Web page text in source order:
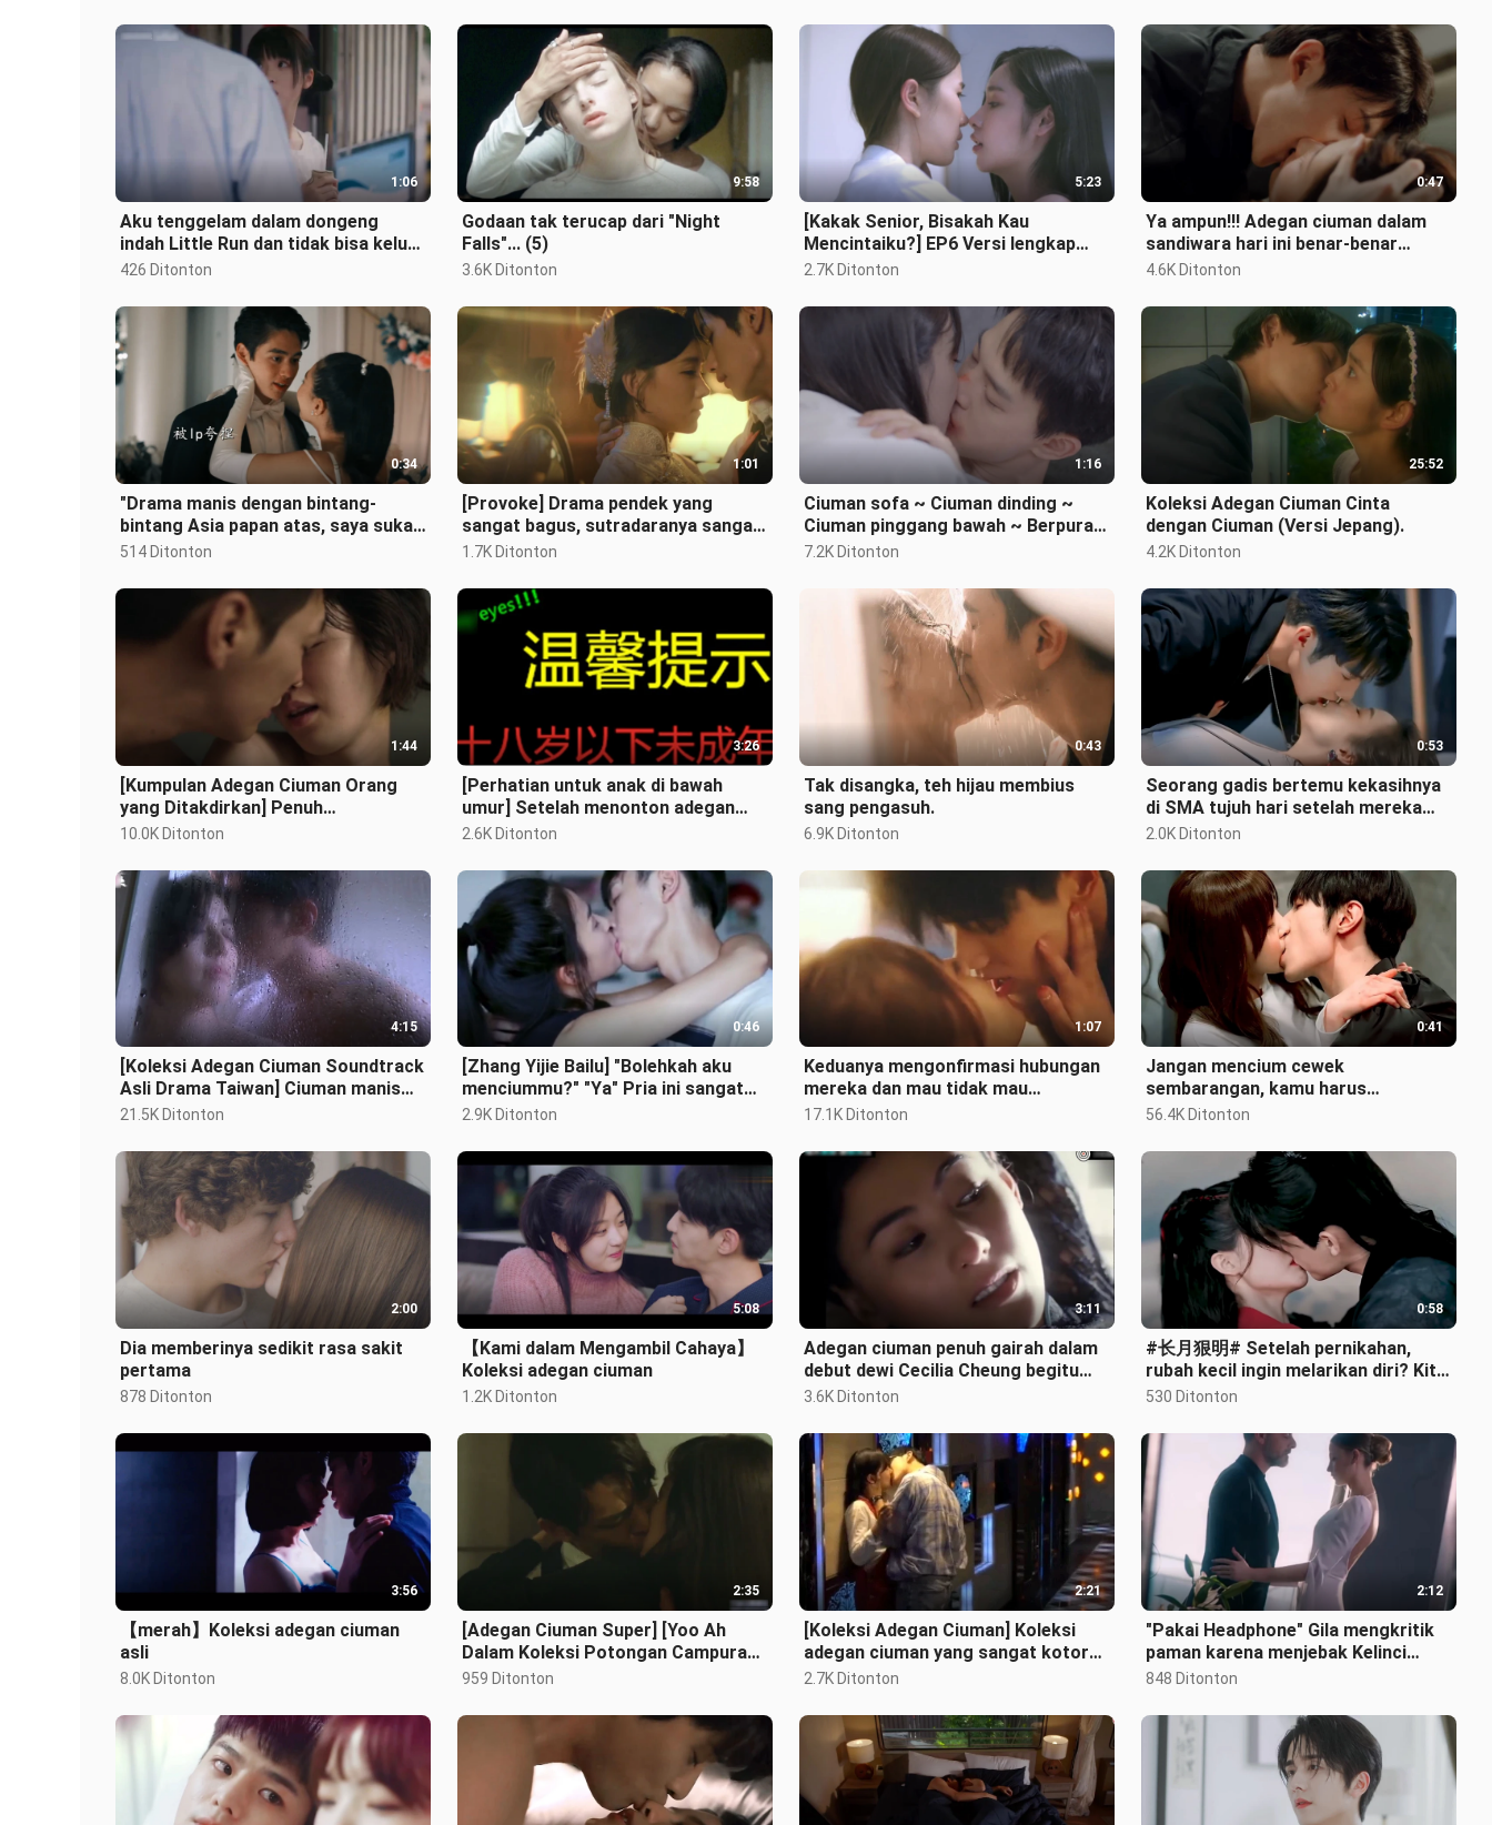
1:06
Aku tenggelam dalam dongeng
indah Little Run dan tidak bisa keluar
｜Saat aku berlari ke arahmu
426 Ditonton
9:58
Godaan tak terucap dari "Night
Falls"... (5)
3.6K Ditonton
5:23
[Kakak Senior, Bisakah Kau
Mencintaiku?] EP6 Versi lengkap
cinta adalah pengekangan dan
2.7K Ditonton
0:47
Ya ampun!!! Adegan ciuman dalam
sandiwara hari ini benar-benar
dahsyat!!!
4.6K Ditonton
0:34
"Drama manis dengan bintang-
bintang Asia papan atas, saya suka
menontonnya"
514 Ditonton
1:01
[Provoke] Drama pendek yang
sangat bagus, sutradaranya sangat
pandai dalam syuting
1.7K Ditonton
1:16
Ciuman sofa ~ Ciuman dinding ~
Ciuman pinggang bawah ~ Berpura-
pura terluka dan manfaatkan
7.2K Ditonton
25:52
Koleksi Adegan Ciuman Cinta
dengan Ciuman (Versi Jepang).
4.2K Ditonton
1:44
[Kumpulan Adegan Ciuman Orang
yang Ditakdirkan] Penuh
ketegangan seksual! Adegan
10.0K Ditonton
3:26
[Perhatian untuk anak di bawah
umur] Setelah menonton adegan
ciuman ini dengan mata tertutup,
2.6K Ditonton
0:43
Tak disangka, teh hijau membius
sang pengasuh.
6.9K Ditonton
0:53
Seorang gadis bertemu kekasihnya
di SMA tujuh hari setelah mereka
putus, dan berhasil memenangkan
2.0K Ditonton
4:15
[Koleksi Adegan Ciuman Soundtrack
Asli Drama Taiwan] Ciuman manis
dan berkepanjangan dari bos x
21.5K Ditonton
0:46
[Zhang Yijie Bailu] "Bolehkah aku
menciummu?" "Ya" Pria ini sangat
pandai dalam hal itu!
2.9K Ditonton
1:07
Keduanya mengonfirmasi hubungan
mereka dan mau tidak mau
memanjakan diri!
17.1K Ditonton
0:41
Jangan mencium cewek
sembarangan, kamu harus
bertanggung jawab!
56.4K Ditonton
2:00
Dia memberinya sedikit rasa sakit
pertama
878 Ditonton
5:08
【Kami dalam Mengambil Cahaya】
Koleksi adegan ciuman
1.2K Ditonton
3:11
Adegan ciuman penuh gairah dalam
debut dewi Cecilia Cheung begitu
klasik, begitu indah, begitu peri
3.6K Ditonton
0:58
#长月狠明# Setelah pernikahan,
rubah kecil ingin melarikan diri? Kita
masih harus mengandalkan ayah tua
530 Ditonton
3:56
【merah】Koleksi adegan ciuman
asli
8.0K Ditonton
2:35
[Adegan Ciuman Super] [Yoo Ah
Dalam Koleksi Potongan Campuran]
Ledakan Pria [Keinginan Super]
959 Ditonton
2:21
[Koleksi Adegan Ciuman] Koleksi
adegan ciuman yang sangat kotor
(1)
2.7K Ditonton
2:12
"Pakai Headphone" Gila mengkritik
paman karena menjebak Kelinci
Putih [Taboo Full X Engagement]
848 Ditonton